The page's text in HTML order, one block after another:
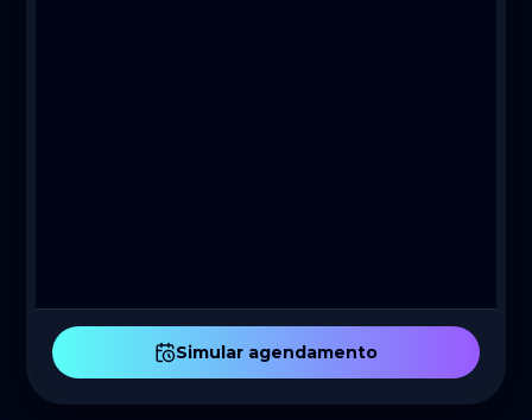
Simular agendamento